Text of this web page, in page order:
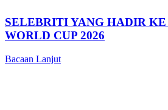
SELEBRITI YANG HADIR
WORLD CUP 2026
Bacaan Lanjut